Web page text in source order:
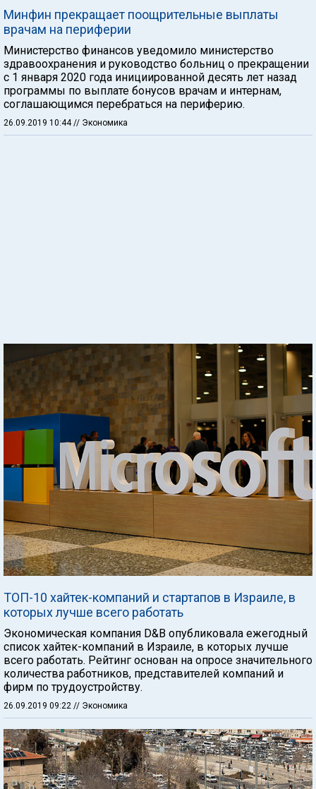
Минфин прекращает поощрительные выплаты
врачам на периферии
Министерство финансов уведомило министерство
здравоохранения и руководство больниц о прекращении
с 1 января 2020 года инициированной десять лет назад
программы по выплате бонусов врачам и интернам,
соглашающимся перебраться на периферию.
26.09.2019 10:44// Экономика
ТОП-10 хайтек-компаний и стартапов в Израиле, в
которых лучше всего работать
Экономическая компания D&B опубликовала ежегодный
список хайтек-компаний в Израиле, в которых лучше
всего работать. Рейтинг основан на опросе значительного
количества работников, представителей компаний и
фирм по трудоустройству.
26.09.2019 09:22 // Экономика